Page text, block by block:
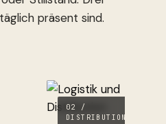
präsent sind.
02 /
DISTRIBUTION